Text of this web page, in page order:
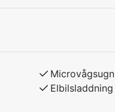
Microvågsugn
Elbilsladdning